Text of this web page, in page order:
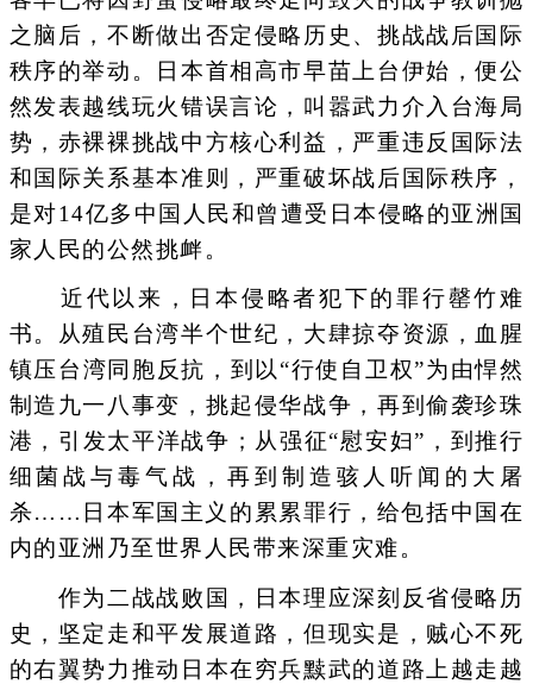
之脑后，不断做出否定侵略历史、挑战战后国际
秩序的举动。日本首相高市早苗上台伊始，便公
然发表越线玩火错误言论，叫嚣武力介入台海局
势，赤裸裸挑战中方核心利益，严重违反国际法
和国际关系基本准则，严重破坏战后国际秩序，
是对14亿多中国人民和曾遭受日本侵略的亚洲国
家人民的公然挑衅。
近代以来，日本侵略者犯下的罪行罄竹难
书。从殖民台湾半个世纪，大肆掠夺资源，血腥
镇压台湾同胞反抗，到以“行使自卫权”为由悍然
制造九一八事变，挑起侵华战争，再到偷袭珍珠
港，引发太平洋战争；从强征“慰安妇”，到推行
细菌战与毒气战，再到制造骇人听闻的大屠
杀……日本军国主义的累累罪行，给包括中国在
内的亚洲乃至世界人民带来深重灾难。
作为二战战败国，日本理应深刻反省侵略历
史，坚定走和平发展道路，但现实是，贼心不死
的右翼势力推动日本在穷兵黩武的道路上越走越